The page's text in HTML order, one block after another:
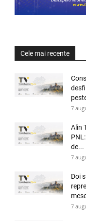
Cele mai recente
7
Alin
de...
7
Doi
7